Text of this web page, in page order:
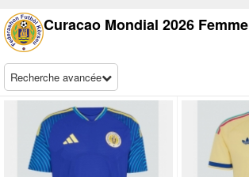
Curacao Mondial 2026 Femme
Recherche avancée